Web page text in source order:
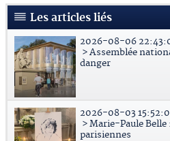
Les articles liés
2026-08-06
> Assemblée
danger
2026-08-03
> Marie-Paule Belle
parisiennes